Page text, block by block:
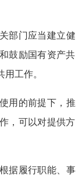
部门应当建立健
鼓励国有资产共
工作。
用的前提下，推
，可以对提供方
据履行职能、事